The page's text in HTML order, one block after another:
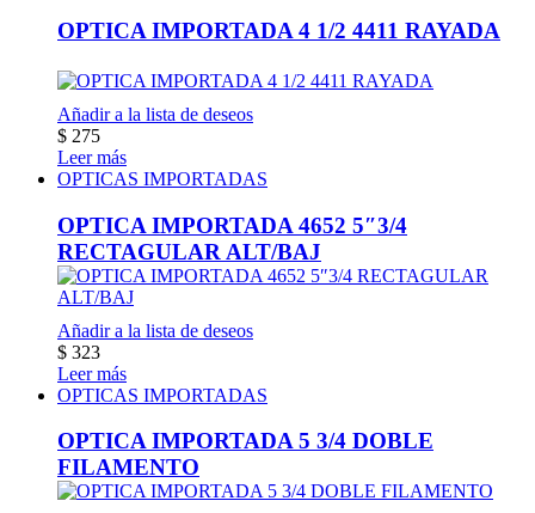
OPTICA IMPORTADA 4 1/2 4411 RAYADA
Añadir a la lista de deseos
$ 275
Leer más
OPTICAS IMPORTADAS
OPTICA IMPORTADA 4652 5″3/4
RECTAGULAR ALT/BAJ
Añadir a la lista de deseos
$ 323
Leer más
OPTICAS IMPORTADAS
OPTICA IMPORTADA 5 3/4 DOBLE
FILAMENTO